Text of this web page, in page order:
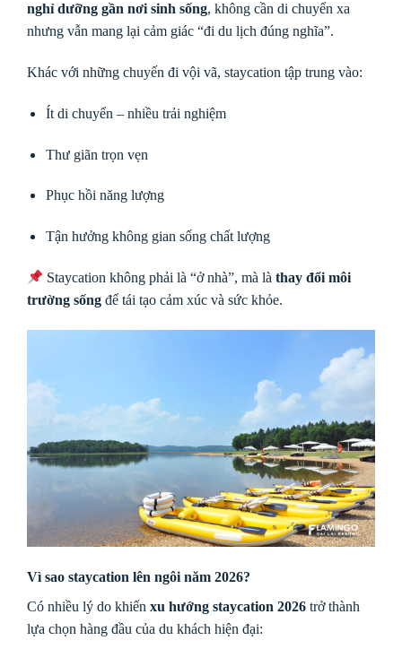
nghỉ dưỡng gần nơi sinh sống, không cần di chuyển xa
nhưng vẫn mang lại cảm giác “đi du lịch đúng nghĩa”.
Khác với những chuyến đi vội vã, staycation tập trung vào:
Ít di chuyển – nhiều trải nghiệm
Thư giãn trọn vẹn
Phục hồi năng lượng
Tận hưởng không gian sống chất lượng
Staycation không phải là “ở nhà”, mà làthay đổi môi
trường sống để tái tạo cảm xúc và sức khỏe.
Vì sao staycation lên ngôi năm 2026?
Có nhiều lý do khiến xu hướng staycation 2026 trở thành
lựa chọn hàng đầu của du khách hiện đại: